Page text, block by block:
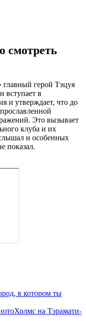
смотреть
главный герой Тэцуя
вступает в
и утверждает, что до
Это вызывает
клуба и их
и особенных
показал.
в котором ты
Холмс на Тэрамати-